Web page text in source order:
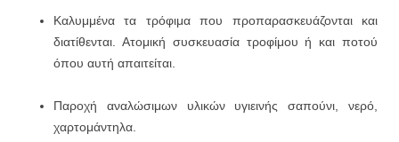
Καλυμμένα τα τρόφιμα που προπαρασκευάζονται και
διατίθενται. Ατομική συσκευασία τροφίμου ή και ποτού
όπου αυτή απαιτείται.
Παροχή αναλώσιμων υλικών υγιεινής σαπούνι, νερό,
χαρτομάντηλα.